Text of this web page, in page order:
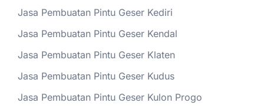
Jasa Pembuatan Pintu Geser Kediri
Jasa Pembuatan Pintu Geser Kendal
Jasa Pembuatan Pintu Geser Klaten
Jasa Pembuatan Pintu Geser Kudus
Jasa Pembuatan Pintu Geser Kulon Progo